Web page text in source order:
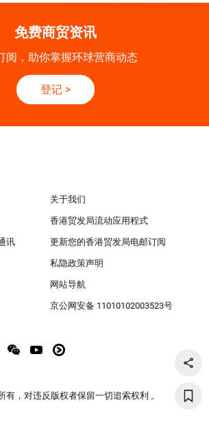
免费商贸资讯
阅，助你掌握环球营商动态
登记 >
关于我们
香港贸发局流动应用程式
讯 更新您的香港贸发局电邮订阅
私隐政策声明
网站导航
京公网安备 11010102003523号
有，对违反版权者保留一切追索权利 。